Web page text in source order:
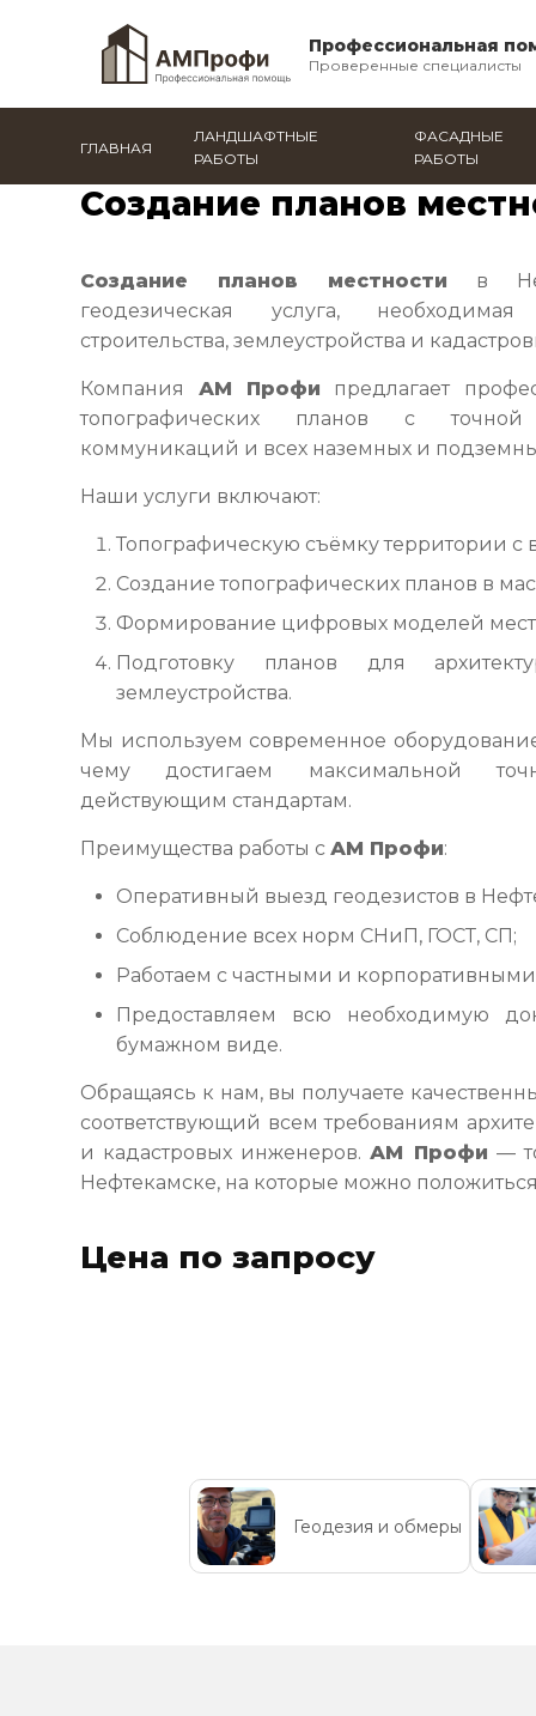
Профессиональная
Проверенные специалисты
ГЛАВНАЯ
ЛАНДШАФТНЫЕ
РАБОТЫ
ФАСАДНЫЕ
РАБОТЫ
Создание планов
Создание планов местности в
геодезическая услуга,
строительства, землеустройства и
Компания АМ Профи предлагает
топографических планов с
коммуникаций и всех наземных и
Наши услуги включают:
Топографическую съёмку территории с
Создание топографических планов в
Формирование цифровых моделей
Подготовку планов для
землеустройства.
Мы используем современное
чему достигаем максимальной
действующим стандартам.
Преимущества работы сАМ Профи:
Оперативный выезд геодезистов в
Соблюдение всех норм СНиП, ГОСТ, СП;
Работаем с частными и
Предоставляем всю необходимую
бумажном виде.
Обращаясь к нам, вы получаете
соответствующий всем требованиям
и кадастровых инженеров.АМ Профи —
Нефтекамске, на которые можно
Цена по запросу
Геодезия и обмеры